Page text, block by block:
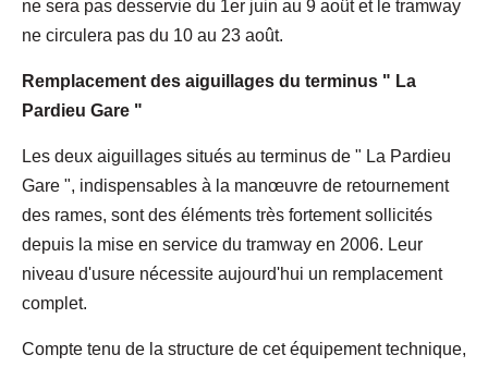
ne sera pas desservie du 1er juin au 9 août et le tramway
ne circulera pas du 10 au 23 août.
Remplacement des aiguillages du terminus " La
Pardieu Gare "
Les deux aiguillages situés au terminus de " La Pardieu
Gare ", indispensables à la manœuvre de retournement
des rames, sont des éléments très fortement sollicités
depuis la mise en service du tramway en 2006. Leur
niveau d'usure nécessite aujourd'hui un remplacement
complet.
Compte tenu de la structure de cet équipement technique,